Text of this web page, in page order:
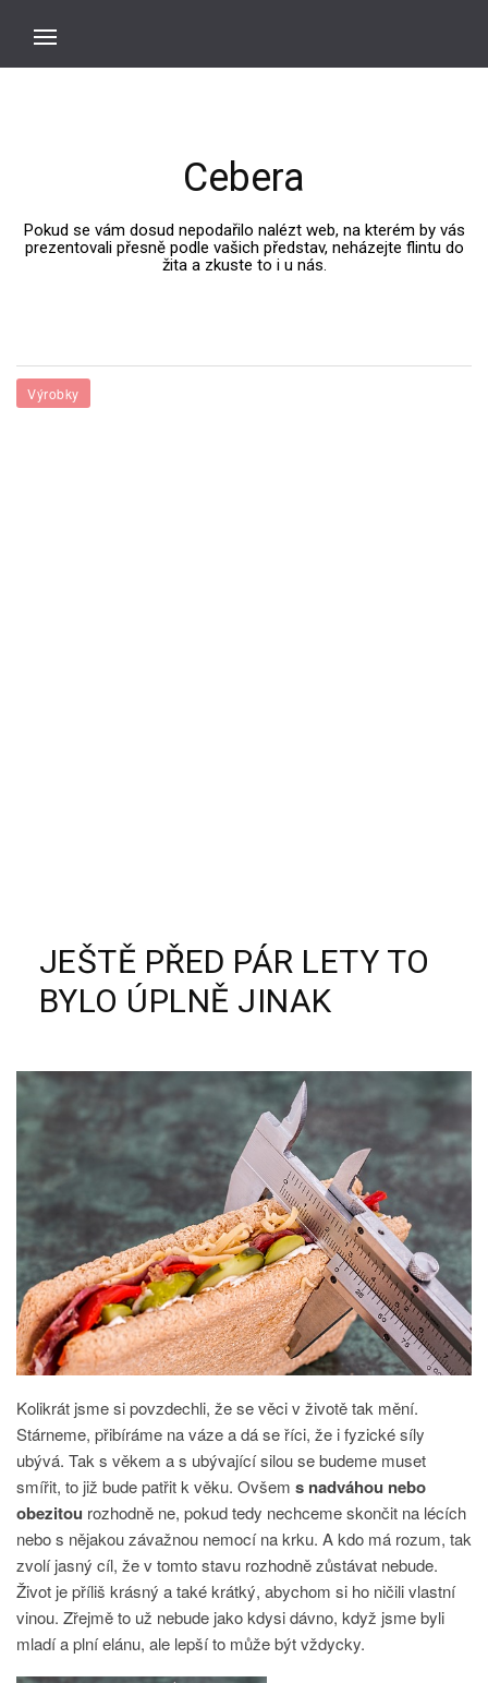
Cebera
Pokud se vám dosud nepodařilo nalézt web, na kterém by vás
prezentovali přesně podle vašich představ, neházejte flintu do
žita a zkuste to i u nás.
Výrobky
JEŠTĚ PŘED PÁR LETY TO
BYLO ÚPLNĚ JINAK
Kolikrát jsme si povzdechli, že se věci v životě tak mění.
Stárneme, přibíráme na váze a dá se říci, že i fyzické síly
ubývá. Tak s věkem a s ubývající silou se budeme muset
smířit, to již bude patřit k věku. Ovšem s nadváhou nebo
obezitou rozhodně ne, pokud tedy nechceme skončit na lécích
nebo s nějakou závažnou nemocí na krku. A kdo má rozum, tak
zvolí jasný cíl, že v tomto stavu rozhodně zůstávat nebude.
Život je příliš krásný a také krátký, abychom si ho ničili vlastní
vinou. Zřejmě to už nebude jako kdysi dávno, když jsme byli
mladí a plní elánu, ale lepší to může být vždycky.